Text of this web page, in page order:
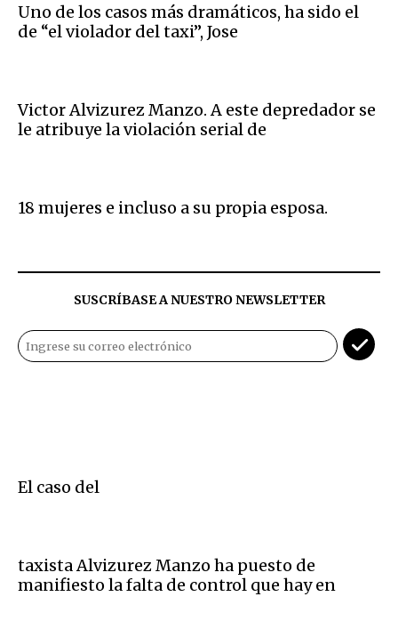
Uno de los casos más dramáticos, ha sido el
de “el violador del taxi”, Jose
Victor Alvizurez Manzo. A este depredador se
le atribuye la violación serial de
18 mujeres e incluso a su propia esposa.
SUSCRÍBASE A NUESTRO NEWSLETTER
El caso del
taxista Alvizurez Manzo ha puesto de
manifiesto la falta de control que hay en